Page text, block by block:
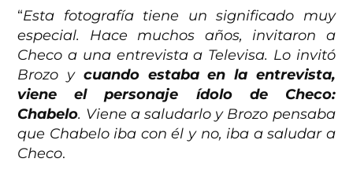
“Esta fotografía tiene un significado muy
especial. Hace muchos años, invitaron a
Checo a una entrevista a Televisa. Lo invitó
Brozo y cuando estaba en la entrevista,
viene el personaje ídolo de Checo:
Chabelo. Viene a saludarlo y Brozo pensaba
que Chabelo iba con él y no, iba a saludar a
Checo.